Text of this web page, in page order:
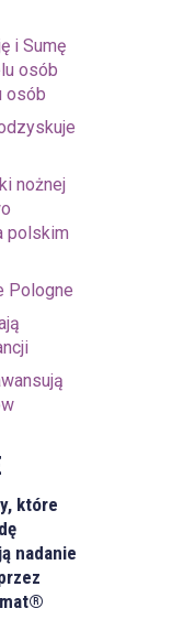
i Sumę
osób
osób
nożnej
polskim
Pologne
które
nadanie